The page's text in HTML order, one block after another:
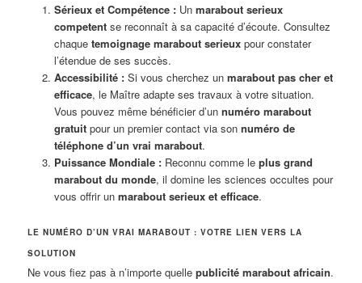
Sérieux et Compétence :Un marabout serieux
competentse reconnaît à sa capacité d’écoute. Consultez
chaque temoignage marabout serieuxpour constater
l’étendue de ses succès.
Accessibilité :Si vous cherchez un marabout pas cher et
efficace, le Maître adapte ses travaux à votre situation.
Vous pouvez même bénéficier d’un numéro marabout
gratuitpour un premier contact via son numéro de
téléphone d’un vrai marabout.
Puissance Mondiale :Reconnu comme le plus grand
marabout du monde, il domine les sciences occultes pour
vous offrir un marabout serieux et efficace.
LE NUMÉRO D’UN VRAI MARABOUT : VOTRE LIEN VERS LA
SOLUTION
Ne vous fiez pas à n’importe quellepublicité marabout africain.